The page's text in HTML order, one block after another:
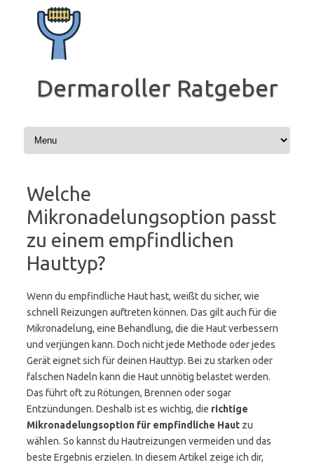
Inhalt
springen
Dermaroller Ratgeber
Welche
Mikronadelungsoption passt
zu einem empfindlichen
Hauttyp?
Wenn du empfindliche Haut hast, weißt du sicher, wie
schnell Reizungen auftreten können. Das gilt auch für die
Mikronadelung, eine Behandlung, die die Haut verbessern
und verjüngen kann. Doch nicht jede Methode oder jedes
Gerät eignet sich für deinen Hauttyp. Bei zu starken oder
falschen Nadeln kann die Haut unnötig belastet werden.
Das führt oft zu Rötungen, Brennen oder sogar
Entzündungen. Deshalb ist es wichtig, die richtige
Mikronadelungsoption für empfindliche Haut zu
wählen. So kannst du Hautreizungen vermeiden und das
beste Ergebnis erzielen. In diesem Artikel zeige ich dir,